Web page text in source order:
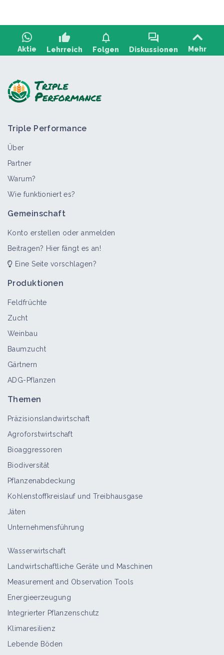
Aktie
thumb_up
Lehrreich
notifications
Folgen
forum
Diskussionen Mehr
Gemüseanbau
Ausfallraps
Triple Performance
Über
Partner
Warum?
Wie funktioniert es?
Gemeinschaft
Konto erstellen oder anmelden
Beitragen? Hier fängt es an!
Eine Seite vorschlagen?
Produktionen
Feldfrüchte
Zucht
Weinbau
Baumzucht
Gärtnern
ADG-Pflanzen
Themen
Präzisionslandwirtschaft
Agroforstwirtschaft
Bioaggressoren
Biodiversität
Pflanzenabdeckung
Kohlenstoffkreislauf und Treibhausgase
Jäten
Unternehmensführung
Wasserwirtschaft
Landwirtschaftliche Geräte und Maschinen
Measurement and Observation Tools
Energieerzeugung
Integrierter Pflanzenschutz
Klimaresilienz
Lebende Böden